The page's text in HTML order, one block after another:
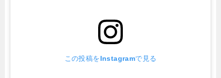
この投稿をInstagramで見る